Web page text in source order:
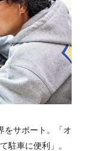
をサポート。「オ
駐車に便利」。